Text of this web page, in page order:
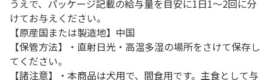
うえで、パッケージ記載の給与量を目安に1日1～2回に分
けてお与えください。
【原産国または製造地】中国
【保管方法】・直射日光・高温多湿の場所をさけて保存し
てください。
【諸注意】・本商品は犬用で、間食用です。主食として与